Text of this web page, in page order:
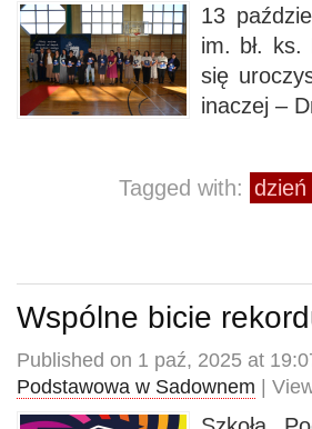
13
im. bł. ks.
się
inaczej –
Tagged with: dzień
Wspólne bicie
Published on 1 paź, 2025 at
Podstawowa w Sadownem |